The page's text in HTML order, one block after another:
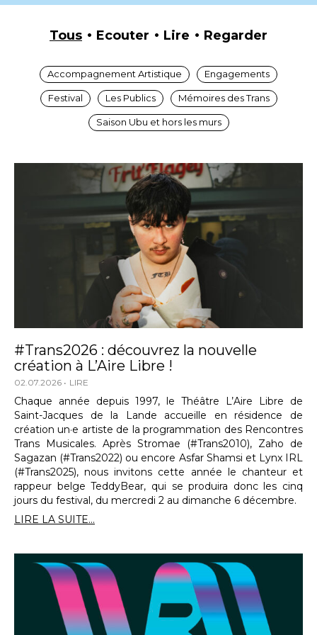
Tous Ecouter Lire Regarder
Accompagnement Artistique Engagements
Festival Les Publics Mémoires des Trans
Saison Ubu et hors les murs
#Trans2026 : découvrez la nouvelle
création à L’Aire Libre !
02.07.2026 LIRE
Chaque année depuis 1997, le Théâtre L’Aire Libre de
Saint-Jacques de la Lande accueille en résidence de
création un·e artiste de la programmation des Rencontres
Trans Musicales. Après Stromae (#Trans2010), Zaho de
Sagazan (#Trans2022) ou encore Asfar Shamsi et Lynx IRL
(#Trans2025), nous invitons cette année le chanteur et
rappeur belge TeddyBear, qui se produira donc les cinq
jours du festival, du mercredi 2 au dimanche 6 décembre.
LIRE LA SUITE...